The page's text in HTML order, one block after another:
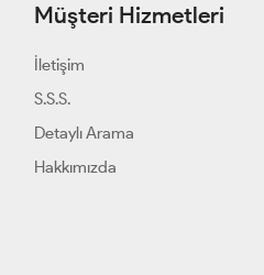
Müşteri Hizmetleri
İletişim
S.S.S.
Detaylı Arama
Hakkımızda